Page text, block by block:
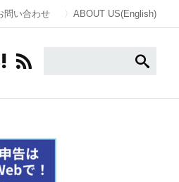
問い合わせ ABOUT US(English)